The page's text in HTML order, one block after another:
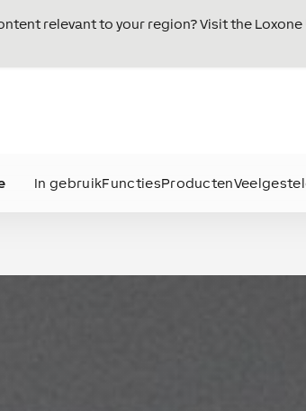
relevant to your region? Visit the
In gebruikFunctiesProducten